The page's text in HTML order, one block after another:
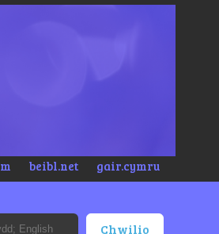
beibl.net gair.cymru